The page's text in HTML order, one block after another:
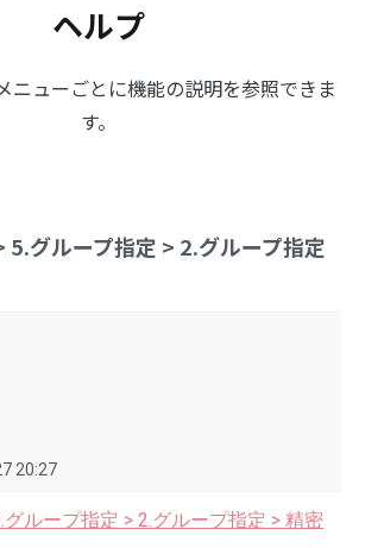
ヘルプ
ニューごとに機能の説明を参照できま
す。
5.グループ指定 > 2.グループ指定
20:27
ループ指定 > 2.グループ指定 > 精密